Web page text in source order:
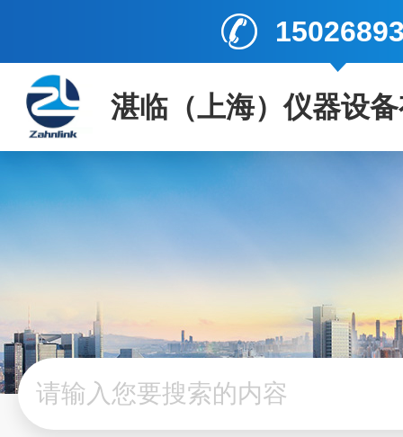
湛临（上海）仪器设